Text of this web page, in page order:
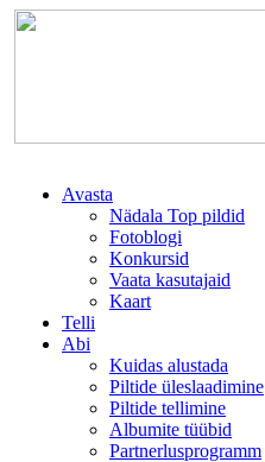
Avasta
Nädala Top pildid
Fotoblogi
Konkursid
Vaata kasutajaid
Kaart
Telli
Abi
Kuidas alustada
Piltide üleslaadimine
Piltide tellimine
Albumite tüübid
Partnerlusprogramm